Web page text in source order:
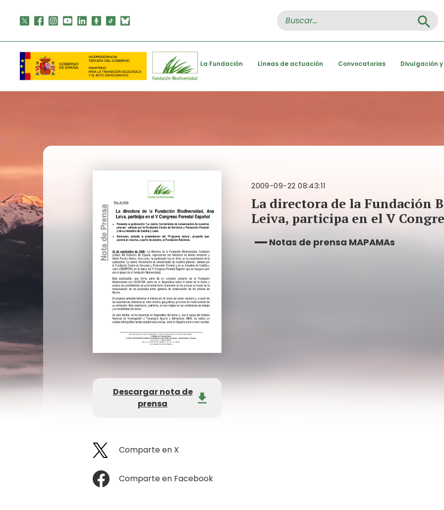
content
Search
for:
Search Button
La Fundación Líneas de actuación Convocatorias Divulgación
Descargar nota de
prensa
Comparte en X
Comparte en Facebook
2009-09-22 08:43:11
La directora de la Fundación
Leiva, participa en el V
Notas de prensa MAPAMAs